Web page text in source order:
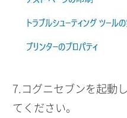
7.コグニセブンを起動
てください。